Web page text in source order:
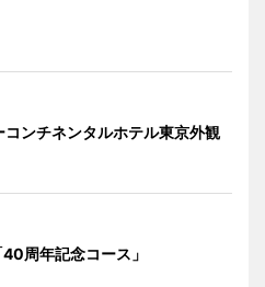
ンチネンタルホテル東京外観
40周年記念コース」